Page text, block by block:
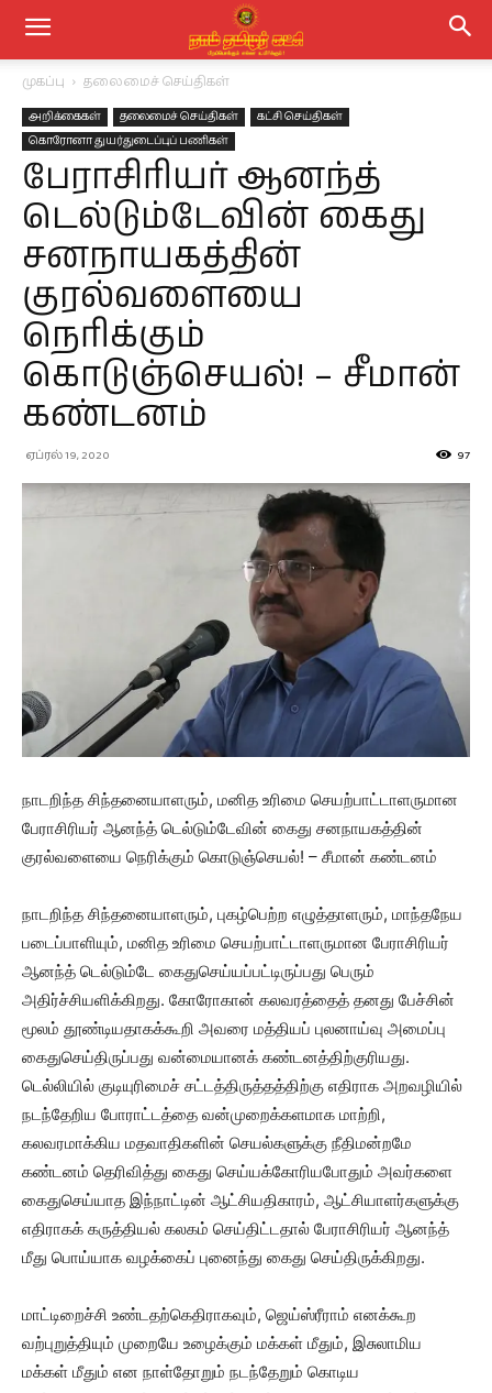
முகப்பு தலைமைச் செய்திகள்
அறிக்கைகள் தலைமைச் செய்திகள்
கட்சி செய்திகள்
கொரோனா துயர்துடைப்புப் பணிகள்
பேராசிரியர் ஆனந்த்
டெல்டும்டேவின் கைது
சனநாயகத்தின்
குரல்வளையை
நெரிக்கும்
கொடுஞ்செயல்! – சீமான்
கண்டனம்
ஏப்ரல் 19, 2020 97
நாடறிந்த சிந்தனையாளரும், மனித உரிமை செயற்பாட்டாளருமான
பேராசிரியர் ஆனந்த் டெல்டும்டேவின் கைது சனநாயகத்தின்
குரல்வளையை நெரிக்கும் கொடுஞ்செயல்! – சீமான் கண்டனம்
நாடறிந்த சிந்தனையாளரும், புகழ்பெற்ற எழுத்தாளரும், மாந்தநேய
படைப்பாளியும், மனித உரிமை செயற்பாட்டாளருமான பேராசிரியர்
ஆனந்த் டெல்டும்டே கைதுசெய்யப்பட்டிருப்பது பெரும்
அதிர்ச்சியளிக்கிறது. கோரோகான் கலவரத்தைத் தனது பேச்சின்
மூலம் தூண்டியதாகக்கூறி அவரை மத்தியப் புலனாய்வு அமைப்பு
கைதுசெய்திருப்பது வன்மையானக் கண்டனத்திற்குரியது.
டெல்லியில் குடியுரிமைச் சட்டத்திருத்தத்திற்கு எதிராக அறவழியில்
நடந்தேறிய போராட்டத்தை வன்முறைக்களமாக மாற்றி,
கலவரமாக்கிய மதவாதிகளின் செயல்களுக்கு நீதிமன்றமே
கண்டனம் தெரிவித்து கைது செய்யக்கோரியபோதும் அவர்களை
கைதுசெய்யாத இந்நாட்டின் ஆட்சியதிகாரம், ஆட்சியாளர்களுக்கு
எதிராகக் கருத்தியல் கலகம் செய்திட்டதால் பேராசிரியர் ஆனந்த்
மீது பொய்யாக வழக்கைப் புனைந்து கைது செய்திருக்கிறது.
மாட்டிறைச்சி உண்டதற்கெதிராகவும், ஜெய்ஸ்ரீராம் எனக்கூற
வற்புறுத்தியும் முறையே உழைக்கும் மக்கள் மீதும், இசுலாமிய
மக்கள் மீதும் என நாள்தோறும் நடந்தேறும் கொடிய